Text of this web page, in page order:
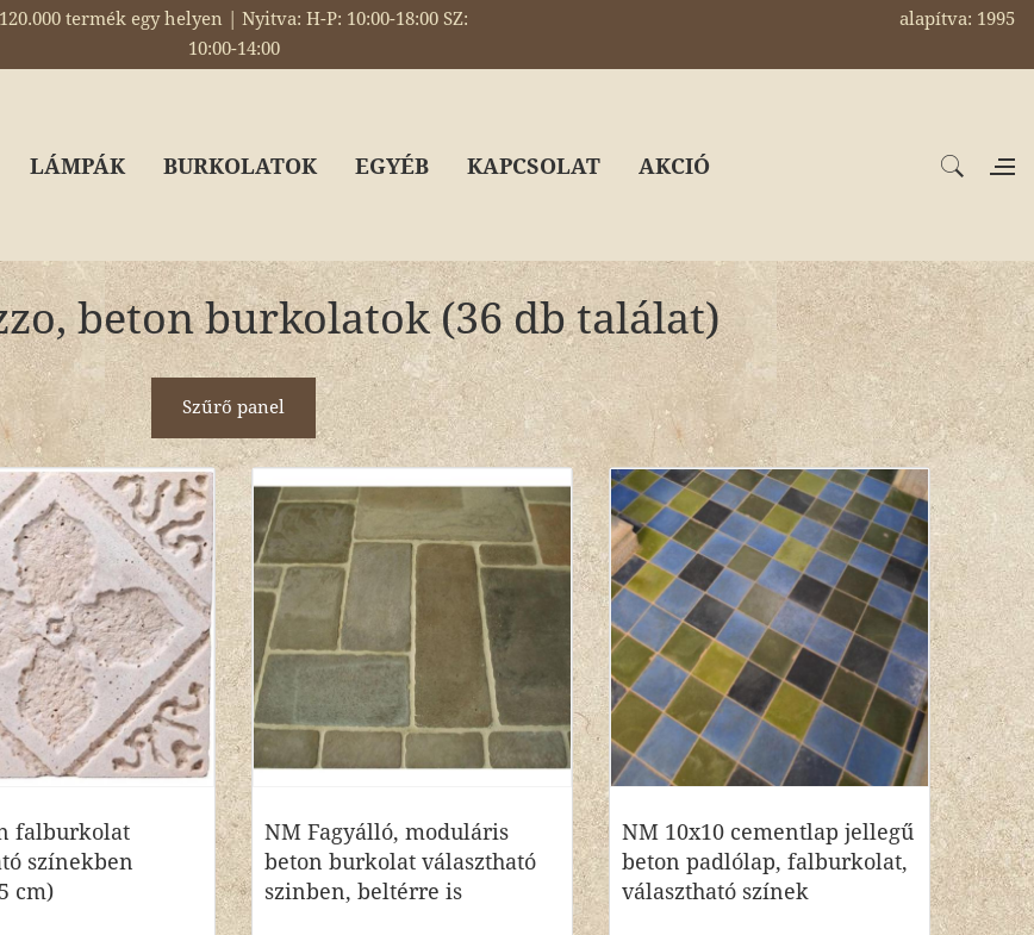
120.000 termék egy helyen | Nyitva: H-P: 10:00-18:00 SZ:
10:00-14:00
alapítva: 1995
LÁMPÁK BURKOLATOK EGYÉB KAPCSOLAT AKCIÓ
beton burkolatok (36 db találat)
Szűrő panel
falburkolat
színekben
cm)
NM Fagyálló, moduláris
beton burkolat választható
szinben, beltérre is
NM 10x10 cementlap jellegű
beton padlólap, falburkolat,
választható színek